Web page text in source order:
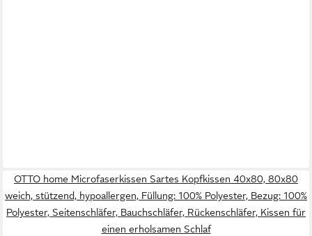
OTTO home Microfaserkissen Sartes Kopfkissen 40x80, 80x80
weich, stützend, hypoallergen, Füllung: 100% Polyester, Bezug: 100%
Polyester, Seitenschläfer, Bauchschläfer, Rückenschläfer, Kissen für
einen erholsamen Schlaf